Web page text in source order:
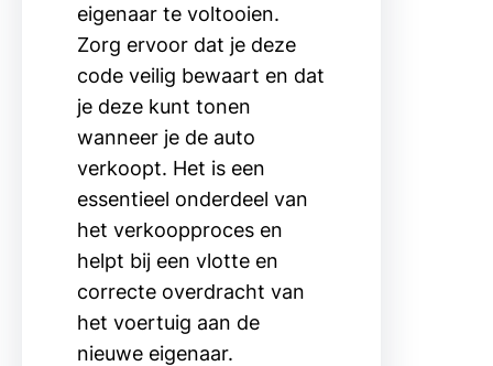
eigenaar te voltooien.
Zorg ervoor dat je deze
code veilig bewaart en dat
je deze kunt tonen
wanneer je de auto
verkoopt. Het is een
essentieel onderdeel van
het verkoopproces en
helpt bij een vlotte en
correcte overdracht van
het voertuig aan de
nieuwe eigenaar.